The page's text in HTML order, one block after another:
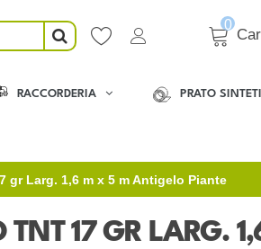
0
RACCORDERIA PRATO
gr Larg. 1,6 m x 5 m Antigelo Piante
TNT 17 GR LARG.